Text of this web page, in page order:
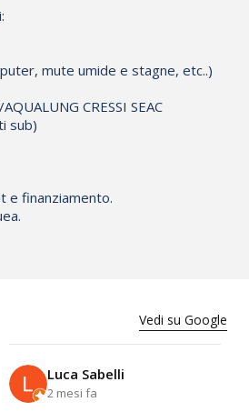
mute umide e stagne, etc..)
CRESSI SEAC
sub)
e finanziamento.
Vedi su Google
Luca Sabelli
2 mesi fa